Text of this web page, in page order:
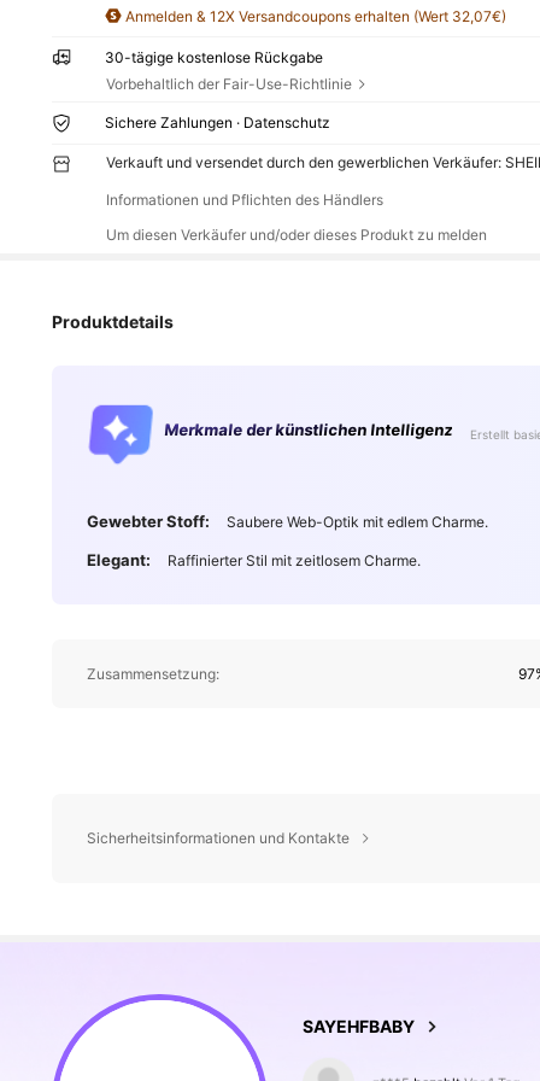
Anmelden & 12X Versandcoupons erhalten (Wert 32,07€)
30-tägige kostenlose Rückgabe
Vorbehaltlich der Fair-Use-Richtlinie
Sichere Zahlungen · Datenschutz
Verkauft und versendet durch den gewerblichen Verkäufer:
Informationen und Pflichten des Händlers
Um diesen Verkäufer und/oder dieses Produkt zu melden
Produktdetails
Merkmale der künstlichen Intelligenz Erstellt
Gewebter Stoff: Saubere Web-Optik mit edlem Charme.
Elegant: Raffinierter Stil mit zeitlosem Charme.
Zusammensetzung:
Sicherheitsinformationen und Kontakte
SAYEHFBABY